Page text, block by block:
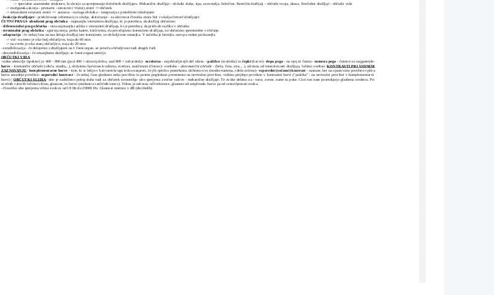
             -> specialne anatomske strukture, ki sluzijo za sprejemanje določenih dražljajev. Mehanični dražljaji - občutki sluha, tipa, ravnotežja, bolečine. Kemični dražljaji - občutki vonja, okusa. Svetlobni dražljaji - občutki vida
     -> možganska skorja - primarni - senzorni (=čutni) centri =>občutek
     -> sekundarni senzorni centri => zaznava - razlaga občutka - integracija s preteklimi izkušnjami
- funkcije dražljajev - pridobivanje informacij iz okolja; aktiviranje - za aktivnost človeka mora biti v okolju čimveč dražljajev
ČUTNI PRAGI- absolutni prag občutka - najmanjša intenziteta dražljaja, ki je potrebna, da dražljaj občutimo
- diferencialni prag občutka - tista najmanjša razlika v intenziteti dražljaja, ki je potrebna, da pride do razlike v občutku
- terminalni prag občutka - zgornja meja, preko katere, klub temu, da povečujemo intenziteto dražljaja, ne občutimo spremembe v občutju
- adaptacija - če nekaj časa na nas deluje dražljaj iste intenzitete, se občutljivost zmanjka. V začetku je hitrejša, nato pa vedno počasnejša
     -> vid - na temo je oko bolj občutljivo, traja do 60 min
     -> na svetlo je oko manj občutljivo, traja do 20 min
- senzibilizacija - če delujemo z dražljajem na 1 čutni organ, se poveča občutljivost tudi drugih čutil
- desenzibilizacija - če zmanjšamo dražljaje, se čutni organi umirijo
OBČUTKI VIDA
-vidno območje (spekter) je 400 - 800 nm (pod 400 = ultravijolična, nad 800 = infrardeča)-
mrežnica - najobčutljivejši del telesa - paličice (svetloba) in čepki (barve)- slepa pega - na njej ni čutnic- rumena pega - čutnice so najgostejše-
barve
- kromatični občutki (rdeča, modra,..), občutimo barvitost-kvaliteto, svetlost, nasičenost (čistost) - svetloba - akromatični občutki - (bela, črna, siva,...), odvisna od intenzivnosti dražljaja, ločimo svetlost KONTRASTI PRI VIDNEM
ZAZNAVANJU
komplementarne barve - tiste, ki si ležijo v barvnem krogu točno nasproti, če jih optično pomešamo, dobimo sivo (modra-rumena, rdeča-zelena)- vzporedni (sočasni) kontrast - nastane, ker na opazovano površino vpliva
barva sosednje površine- zaporedni kontrast - če nekaj časa gledamo neko površino in potem pogledano prenesemo na nevtralno površino, vidimo prejšnjo površino v kontrastni barvi ("paslika" - na nevtralni površini v komplementarni
barvi) | OBČUTKI SLUHA- uho je zadolženo poleg sluha tudi za občutek ravnotežja- uho sprejema zvočne valove - mehanične dražljaje. Te zvoke delimo na - tone, zvene, sume in poke. Cisti ton nam posredujejo glasbena sredstva. Pri
zvočnih valovih ločimo višino, glasnost, in barvo (mešanica različnih tonov). Višina je odvisna od frekvence, glasnost od amplitude, barva pa od sestavljenosti zvoka.
- človeško uho sprejema višine zvokov od 18 Hz do 20000 Hz. Glasnost merimo v dB (decibelih)